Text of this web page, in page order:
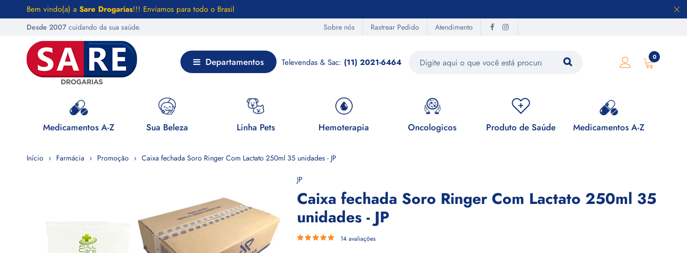
Bem vindo(a) a Sare Drogarias!!! Enviamos para todo o Brasil
Desde 2007 cuidando da sua saúde. Sobre nós Rastrear Pedido Atendimento
0
Televendas & Sac: (11) 2021-6464
Departamentos
Medicamentos A-Z Sua Beleza Linha Pets Hemoterapia Oncologicos Produto de Saúde Medicamentos A-Z
Início Farmácia Promoção Caixa fechada Soro Ringer Com Lactato 250ml 35 unidades - JP
JP
Caixa fechada Soro Ringer Com Lactato 250ml 35
unidades - JP
14 avaliações